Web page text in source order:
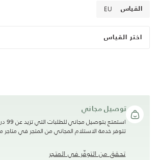
القياس EU
اختر القياس
توصيل مجاني
استمتع
تتوفر خدمة الاستلام المجاني من المتجر في متاجر
تحقق من التوفّر في المتجر